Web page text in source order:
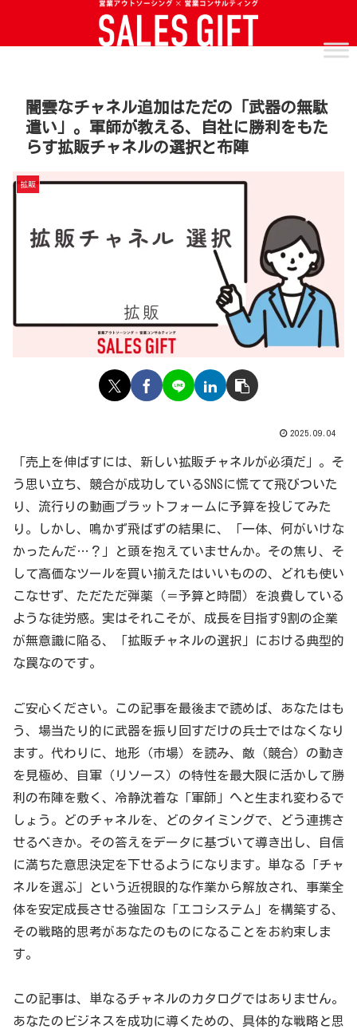
闇雲なチャネル追加はただの「武器の無駄
遣い」。軍師が教える、自社に勝利をもた
らす拡販チャネルの選択と布陣
拡販
2025.09.04
「売上を伸ばすには、新しい拡販チャネルが必須だ」。そ
う思い立ち、競合が成功しているSNSに慌てて飛びついた
り、流行りの動画プラットフォームに予算を投じてみた
り。しかし、鳴かず飛ばずの結果に、「一体、何がいけな
かったんだ…？」と頭を抱えていませんか。その焦り、そ
して高価なツールを買い揃えたはいいものの、どれも使い
こなせず、ただただ弾薬（＝予算と時間）を浪費している
ような徒労感。実はそれこそが、成長を目指す9割の企業
が無意識に陥る、「拡販チャネルの選択」における典型的
な罠なのです。
ご安心ください。この記事を最後まで読めば、あなたはも
う、場当たり的に武器を振り回すだけの兵士ではなくなり
ます。代わりに、地形（市場）を読み、敵（競合）の動き
を見極め、自軍（リソース）の特性を最大限に活かして勝
利の布陣を敷く、冷静沈着な「軍師」へと生まれ変わるで
しょう。どのチャネルを、どのタイミングで、どう連携さ
せるべきか。その答えをデータに基づいて導き出し、自信
に満ちた意思決定を下せるようになります。単なる「チャ
ネルを選ぶ」という近視眼的な作業から解放され、事業全
体を安定成長させる強固な「エコシステム」を構築する、
その戦略的思考があなたのものになることをお約束しま
す。
この記事は、単なるチャネルのカタログではありません。
あなたのビジネスを成功に導くための、具体的な戦略と思